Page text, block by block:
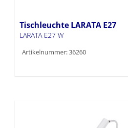
Tischleuchte LARATA E27
LARATA E27 W
Artikelnummer: 36260